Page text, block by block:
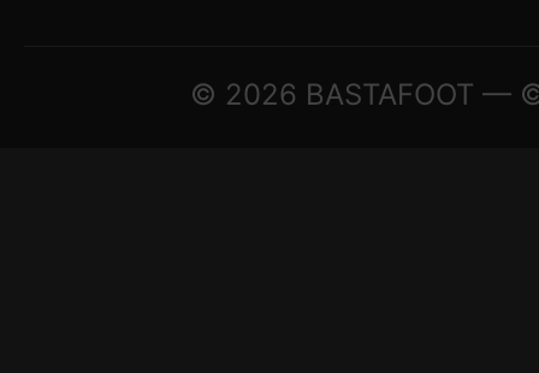
© 2026 BASTAFOOT —